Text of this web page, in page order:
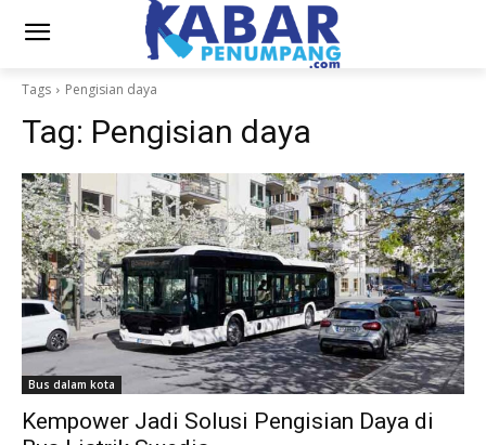
Tags Pengisian daya
Tag: Pengisian daya
Bus dalam kota
Kempower Jadi Solusi Pengisian Daya di